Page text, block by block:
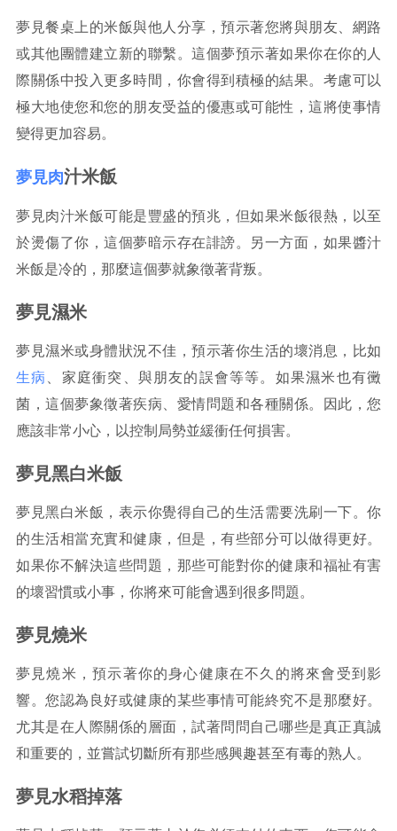
夢見餐桌上的米飯與他人分享，預示著您將與朋友、網路
或其他團體建立新的聯繫。這個夢預示著如果你在你的人
際關係中投入更多時間，你會得到積極的結果。考慮可以
極大地使您和您的朋友受益的優惠或可能性，這將使事情
變得更加容易。
夢見肉汁米飯
夢見肉汁米飯可能是豐盛的預兆，但如果米飯很熱，以至
於燙傷了你，這個夢暗示存在誹謗。另一方面，如果醬汁
米飯是冷的，那麼這個夢就象徵著背叛。
夢見濕米
夢見濕米或身體狀況不佳，預示著你生活的壞消息，比如
生病
、家庭衝突、與朋友的誤會等等。如果濕米也有黴
菌，這個夢象徵著疾病、愛情問題和各種關係。因此，您
應該非常小心，以控制局勢並緩衝任何損害。
夢見黑白米飯
夢見黑白米飯，表示你覺得自己的生活需要洗刷一下。你
的生活相當充實和健康，但是，有些部分可以做得更好。
如果你不解決這些問題，那些可能對你的健康和福祉有害
的壞習慣或小事，你將來可能會遇到很多問題。
夢見燒米
夢見燒米，預示著你的身心健康在不久的將來會受到影
響。您認為良好或健康的某些事情可能終究不是那麼好。
尤其是在人際關係的層面，試著問問自己哪些是真正真誠
和重要的，並嘗試切斷所有那些感興趣甚至有毒的熟人。
夢見水稻掉落